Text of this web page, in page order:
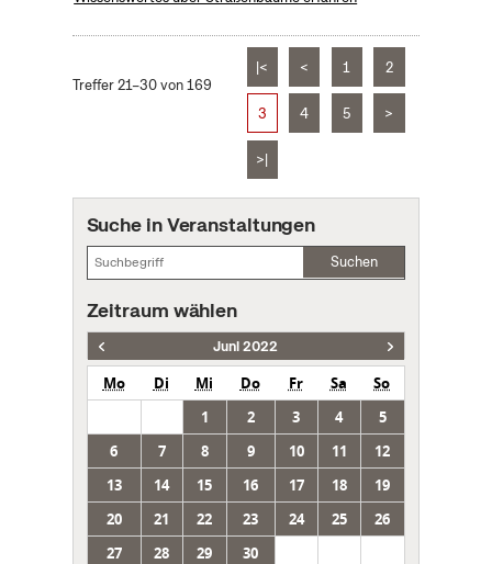
Treffer 21–30 von 169
|< < 1 2
3 4 5 >
>|
Suche in Veranstaltungen
Suchen
Zeitraum wählen
Juni 2022
Mo Di Mi Do Fr Sa
So
1
2 3 4
5
6
7 8 9 10 11
12
13
14 15 16 17 18
19
20
21 22 23 24 25
26
27
28 29 30